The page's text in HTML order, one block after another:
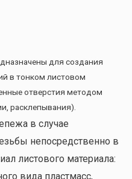
для создания
в тонком листовом
отверстия методом
расклепывания).
в случае
непосредственно в
листового материала:
вида пластмасс,